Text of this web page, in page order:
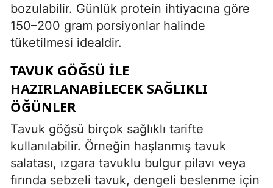
bozulabilir. Günlük protein ihtiyacına göre
150–200 gram porsiyonlar halinde
tüketilmesi idealdir.
TAVUK GÖĞSÜ ILE
HAZIRLANABILECEK SAĞLIKLI
ÖĞÜNLER
Tavuk göğsü birçok sağlıklı tarifte
kullanılabilir. Örneğin haşlanmış tavuk
salatası, ızgara tavuklu bulgur pilavı veya
fırında sebzeli tavuk, dengeli beslenme için